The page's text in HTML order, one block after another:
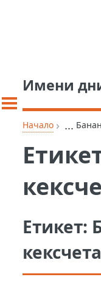
Имени
Начало › ...
Етикет:
кексчета